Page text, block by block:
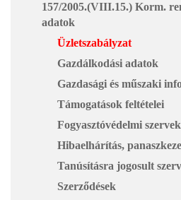
157/2005.(VIII.15.) Korm.
adatok
Üzletszabályzat
Gazdálkodási adatok
Gazdasági és műszaki
Támogatások feltételei
Fogyasztóvédelmi szervek
Hibaelhárítás,
Tanúsításra jogosult
Szerződések